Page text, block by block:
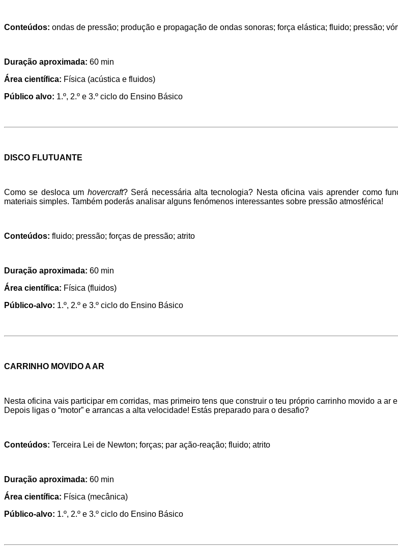
Conteúdos: ondas de pressão; produção e propagação de ondas sonoras; força elástica; fluido; pressão;
Duração aproximada: 60 min
Área científica: Física (acústica e fluidos)
Público alvo: 1.º, 2.º e 3.º ciclo do Ensino Básico
DISCO FLUTUANTE
Como se desloca um hovercraft? Será necessária alta tecnologia? Nesta oficina vais aprender como
materiais simples. Também poderás analisar alguns fenómenos interessantes sobre pressão atmosférica!
Conteúdos: fluido; pressão; forças de pressão; atrito
Duração aproximada: 60 min
Área científica: Física (fluidos)
Público-alvo: 1.º, 2.º e 3.º ciclo do Ensino Básico
CARRINHO MOVIDO A AR
Nesta oficina vais participar em corridas, mas primeiro tens que construir o teu próprio carrinho movido a ar
Depois ligas o “motor” e arrancas a alta velocidade! Estás preparado para o desafio?
Conteúdos: Terceira Lei de Newton; forças; par ação-reação; fluido; atrito
Duração aproximada: 60 min
Área científica: Física (mecânica)
Público-alvo: 1.º, 2.º e 3.º ciclo do Ensino Básico